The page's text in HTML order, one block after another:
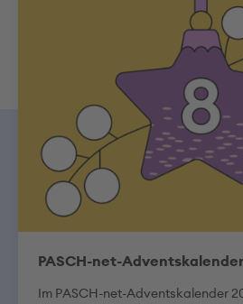
PASCH-net-Adventskalender
Im PASCH-net-Adventskalender